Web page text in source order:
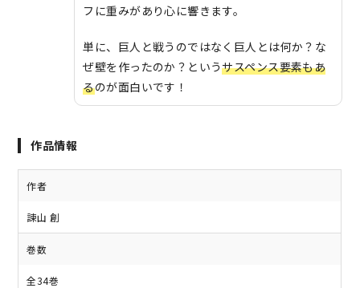
フに重みがあり心に響きます。
単に、巨人と戦うのではなく巨人とは何か？な
ぜ壁を作ったのか？というサスペンス要素もあ
るのが面白いです！
作品情報
作者
諫山 創
巻数
全34巻